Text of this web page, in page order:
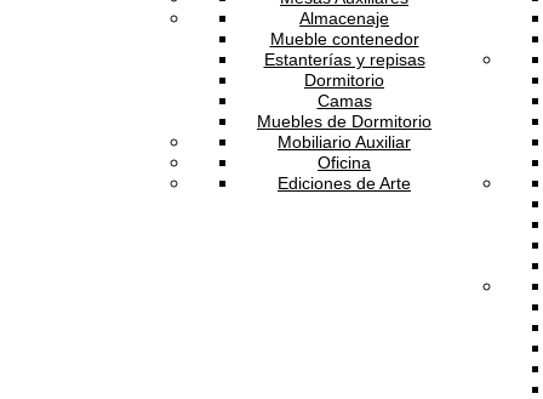
Almacenaje
Mueble contenedor
Estanterías y repisas
Dormitorio
Camas
Muebles de Dormitorio
Mobiliario Auxiliar
Oficina
Ediciones de Arte
TRES TINTAS BARCELONA
Mural Pentimento Damasko